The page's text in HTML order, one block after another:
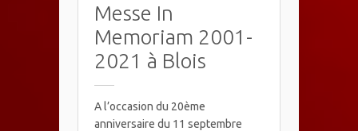
Messe In
Memoriam 2001-
2021 à Blois
A l’occasion du 20ème
anniversaire du 11 septembre